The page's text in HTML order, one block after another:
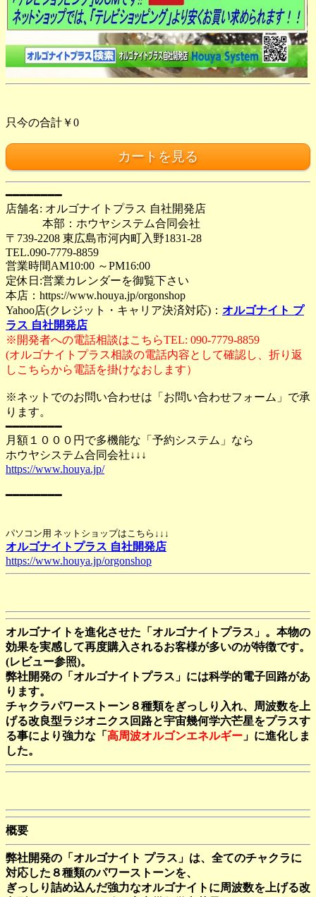
只今の合計￥0
━━━━━━━━
店舗名: オルゴナイトプラス 自社開発店
本部：ホウヤシステム合同会社
〒739-2208 東広島市河内町入野1831-28
TEL.090-7779-8859
営業時間AM10:00 ～PM16:00
定休日:営業カレンダーを御覧下さい
本店：https://www.houya.jp/orgonshop
Yahoo店(クレジット・キャリア決済対応)： オルゴナイト プ
ラス 自社開発店
※開発者への電話相談はこちらTEL: 090-7779-8859
(オルゴナイトプラス相談の電話内容として確認し、折り返
しこちらから電話を掛けなおします）
※ネットでのお問い合わせは「お問い合わせフォーム」で承
ります。
━━━━━━━━
月額１０００円で多機能な「予約システム」なら
ホウヤシステム合同会社↓↓↓
https://www.houya.jp/
━━━━━━━━
パソコン用 ネットショップはこちら↓↓↓
オルゴナイトプラス 自社開発店
https://www.houya.jp/orgonshop
オルゴナイトを進化させた「オルゴナイトプラス」。本物の
効果を実感して再度購入されるお客様が多いのが特徴です。
(レビュー参照)。
弊社開発の「オルゴナイトプラス」には科学的電子回路があ
ります。
チャクラパワーストーン８種類をぎっしり入れ、周波数を上
げる改良型ラジオニクス回路と宇宙幾何学六芒星をプラスす
る事により強力な「 高周波オルゴンエネルギー 」に進化しま
した。
概要
弊社開発の「オルゴナイト プラス」は、全てのチャクラに
対応した８種類のパワーストーンを、
ぎっしり詰め込んだ強力なオルゴナイトに周波数を上げる改